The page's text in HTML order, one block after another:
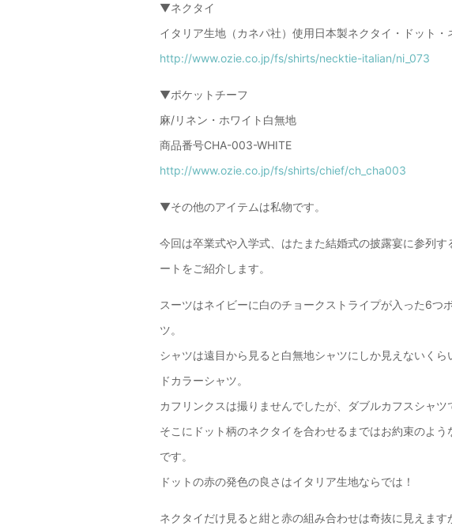
▼ネクタイ
イタリア生地（カネパ社）使用日本製ネクタイ・ドット・
http://www.ozie.co.jp/fs/shirts/necktie-italian/ni_073
▼ポケットチーフ
麻/リネン・ホワイト白無地
商品番号CHA-003-WHITE
http://www.ozie.co.jp/fs/shirts/chief/ch_cha003
▼その他のアイテムは私物です。
今回は卒業式や入学式、はたまた結婚式の披露宴に参列
ートをご紹介します。
スーツはネイビーに白のチョークストライプが入った6つ
ツ。
シャツは遠目から見ると白無地シャツにしか見えないく
ドカラーシャツ。
カフリンクスは撮りませんでしたが、ダブルカフスシャツ
そこにドット柄のネクタイを合わせるまではお約束のよ
です。
ドットの赤の発色の良さはイタリア生地ならでは！
ネクタイだけ見ると紺と赤の組み合わせは奇抜に見えま